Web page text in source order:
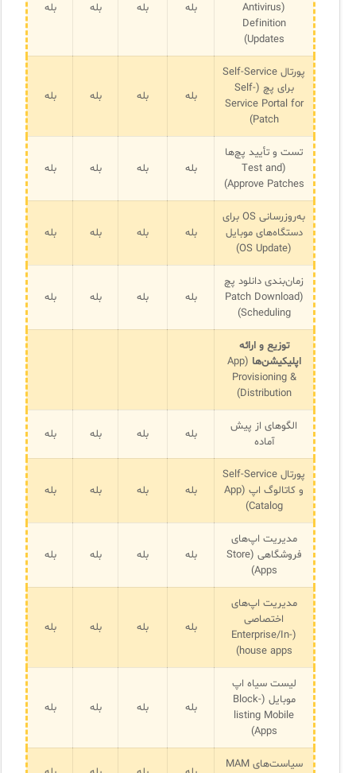
(Antivirus
Definition
Updates)
بله بله بله بله
پورتال Self-Service
برای پچ (Self-
Service Portal for
Patch)
بله بله بله بله
تست و تأیید پچ‌ها
(Test and
Approve Patches)
بله بله بله بله
به‌روزرسانی OS برای
دستگاه‌های موبایل
(OS Update)
بله بله بله بله
زمان‌بندی دانلود پچ
(Patch Download
Scheduling)
بله بله بله بله
توزیع و ارائه
اپلیکیشن‌ها (App
Provisioning &
Distribution)
الگوهای از پیش
آماده
بله بله بله بله
پورتال Self-Service
و کاتالوگ اپ (App
Catalog)
بله بله بله بله
مدیریت اپ‌های
فروشگاهی (Store
Apps)
بله بله بله بله
مدیریت اپ‌های
اختصاصی
(Enterprise/In-
house apps)
بله بله بله بله
لیست سیاه اپ
موبایل (Block-
listing Mobile
Apps)
بله بله بله بله
سیاست‌های MAM